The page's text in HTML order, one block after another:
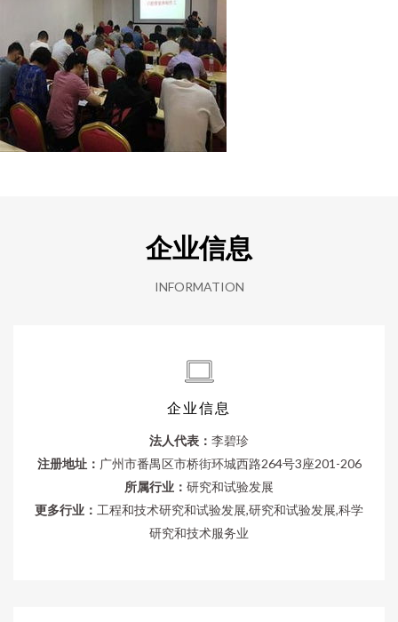
企业信息
INFORMATION
企业信息
法人代表： 李碧珍
注册地址： 广州市番禺区市桥街环城西路264号3座201-206
所属行业： 研究和试验发展
更多行业： 工程和技术研究和试验发展,研究和试验发展,科学
研究和技术服务业